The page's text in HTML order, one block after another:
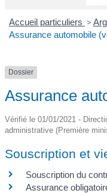
Accueil particuliers >
Assurance automobile
Dossier
Assurance
Vérifié le 01/01/2021 -
administrative (Première
Souscription et
Souscription du
Assurance